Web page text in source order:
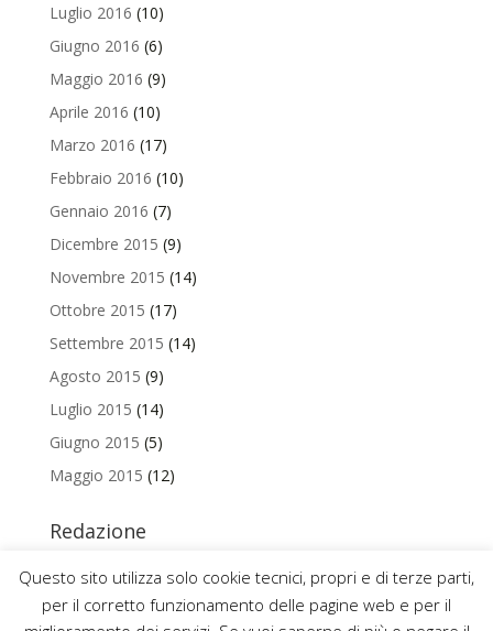
Luglio 2016 (10)
Giugno 2016 (6)
Maggio 2016 (9)
Aprile 2016 (10)
Marzo 2016 (17)
Febbraio 2016 (10)
Gennaio 2016 (7)
Dicembre 2015 (9)
Novembre 2015 (14)
Ottobre 2015 (17)
Settembre 2015 (14)
Agosto 2015 (9)
Luglio 2015 (14)
Giugno 2015 (5)
Maggio 2015 (12)
Redazione
uniamo@uniurb.it
Questo sito utilizza solo cookie tecnici, propri e di terze parti,
per il corretto funzionamento delle pagine web e per il